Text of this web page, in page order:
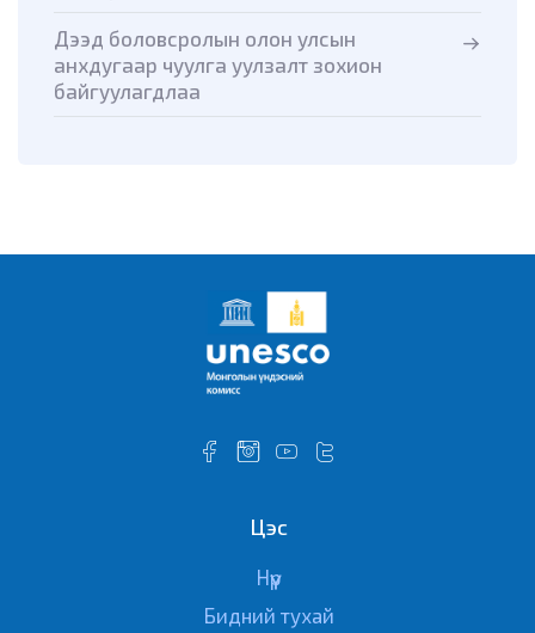
Дээд боловсролын олон улсын
анхдугаар чуулга уулзалт зохион
байгуулагдлаа
Цэс
Нүүр
Бидний тухай